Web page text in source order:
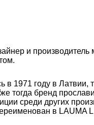
и
в 1971 году в
тогда бренд
среди других
в LAUMA